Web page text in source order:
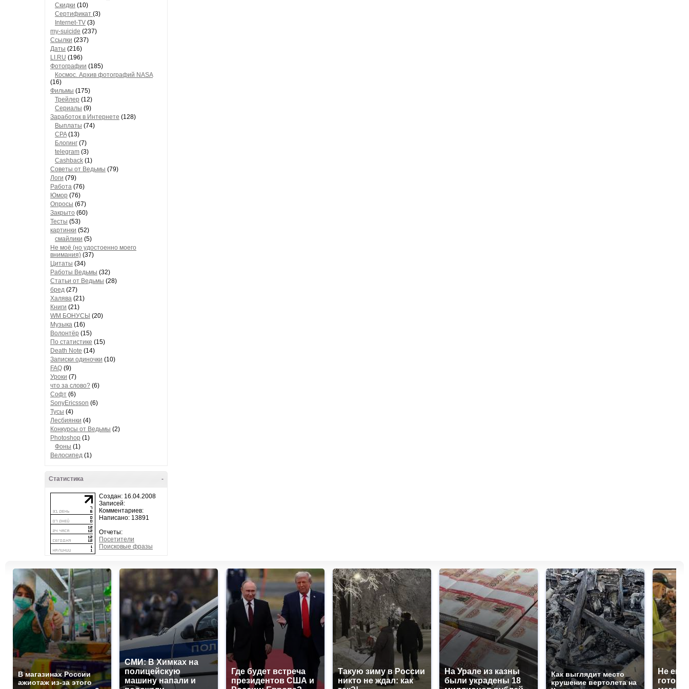
Скидки (10)
Сертификат (3)
Internet-TV (3)
my-suicide (237)
Ссылки (237)
Даты (216)
LI.RU (196)
Фотографии (185)
Космос. Архив фотографий NASA
(16)
Фильмы (175)
Трейлер (12)
Сериалы (9)
Заработок в Интернете (128)
Выплаты (74)
CPA(13)
Блогинг (7)
telegram (3)
Cashback (1)
Советы от Ведьмы (79)
Логи (79)
Работа (76)
Юмор (76)
Опросы (67)
Закрыто (60)
Тесты (53)
картинки (52)
смайлики (5)
Не моё (но удостоенно моего
внимания) (37)
Цитаты (34)
Работы Ведьмы (32)
Статьи от Ведьмы (28)
бред (27)
Халява (21)
Книги (21)
WM БОНУСЫ (20)
Музыка (16)
Волонтёр (15)
По статистике (15)
Death Note (14)
Записки одиночки (10)
FAQ (9)
Уроки (7)
что за слово? (6)
Софт (6)
SonyEricsson (6)
Тусы (4)
Лесбиянки (4)
Конкурсы от Ведьмы (2)
Photoshop (1)
Фоны (1)
Велосипед (1)
-
Статистика
Создан: 16.04.2008
Записей:
Комментариев:
Написано: 13891
Отчеты:
Посетители
Поисковые фразы
В магазинах России
ажиотаж из-за этого
СМИ: В Химках на
полицейскую
машину напали и
Где будет встреча
президентов США и
Такую зиму в России
никто не ждал: как
На Урале из казны
были украдены 18
Как выглядит место
крушение вертолета на
Не